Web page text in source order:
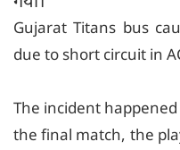
Gujarat Titans bus
due to short circuit in
The incident
the final match, the